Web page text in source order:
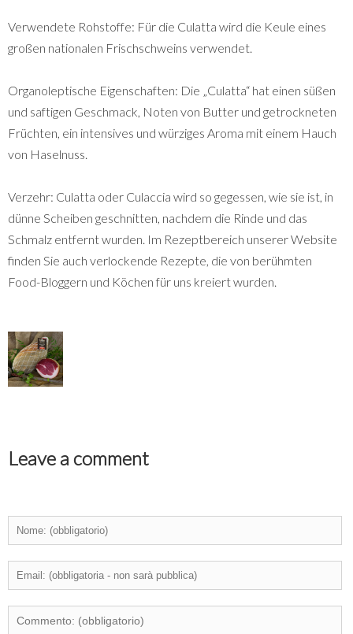
Verwendete Rohstoffe: Für die Culatta wird die Keule eines
großen nationalen Frischschweins verwendet.
Organoleptische Eigenschaften: Die „Culatta“ hat einen süßen
und saftigen Geschmack, Noten von Butter und getrockneten
Früchten, ein intensives und würziges Aroma mit einem Hauch
von Haselnuss.
Verzehr: Culatta oder Culaccia wird so gegessen, wie sie ist, in
dünne Scheiben geschnitten, nachdem die Rinde und das
Schmalz entfernt wurden. Im Rezeptbereich unserer Website
finden Sie auch verlockende Rezepte, die von berühmten
Food-Bloggern und Köchen für uns kreiert wurden.
Leave a comment